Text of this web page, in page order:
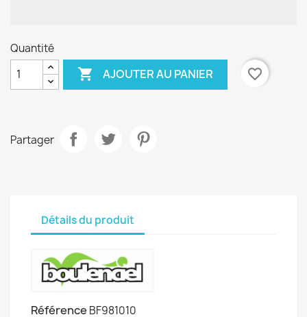
Quantité
 AJOUTER AU PANIER favorite_border
Partager
Détails du produit
Référence BF981010